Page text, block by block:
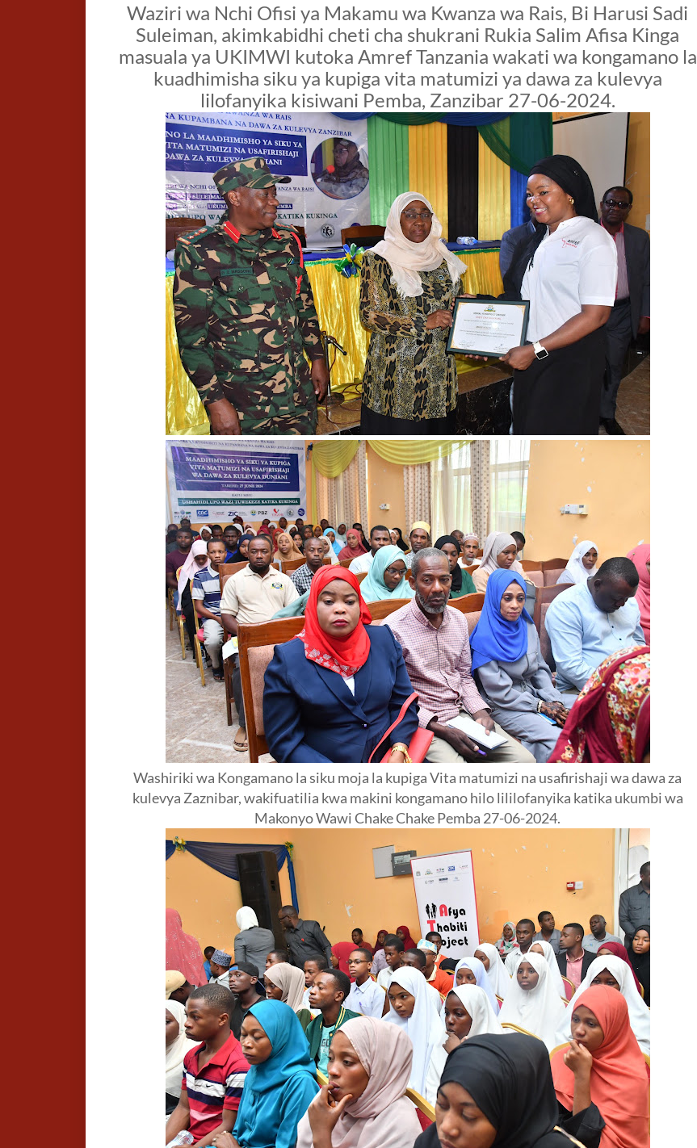
Waziri wa Nchi Ofisi ya Makamu wa Kwanza wa Rais, Bi Harusi Sadi
Suleiman, akimkabidhi cheti cha shukrani Rukia Salim Afisa Kinga
masuala ya UKIMWI kutoka Amref Tanzania wakati wa kongamano la
kuadhimisha siku ya kupiga vita matumizi ya dawa za kulevya
lilofanyika kisiwani Pemba, Zanzibar 27-06-2024.
Washiriki wa Kongamano la siku moja la kupiga Vita matumizi na usafirishaji wa dawa za
kulevya Zaznibar, wakifuatilia kwa makini kongamano hilo lililofanyika katika ukumbi wa
Makonyo Wawi Chake Chake Pemba 27-06-2024.